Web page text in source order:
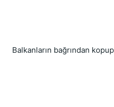
Balkanların bağrından